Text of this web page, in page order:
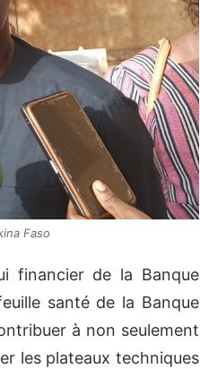
Faso
financier de la Banque
santé de la Banque
à non seulement
les plateaux techniques